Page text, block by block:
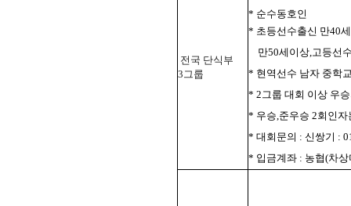
전국 단식부
3그룹
* 순수동호인
* 초등선수출신 만40
만50세이상,고등선
* 현역선수 남자 중학
* 2그룹 대회 이상 우
* 우승,준우승 2회인자
* 대회문의 : 신쌍기 :
* 입금계좌 : 농협(차상